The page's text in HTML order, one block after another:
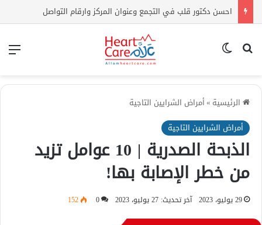
احسن دكتور قلب في التجمع وعنوان المركز وارقام التواصل
بحث عن
الرئيسية »أمراض الشرايين التاجية
أمراض الشرايين التاجية
الذبحة الصدرية | 10 عوامل تزيد
من خطر الإصابة بها!
29 يوليو، 2023 آخر تحديث: 27 يوليو، 2023 0
152